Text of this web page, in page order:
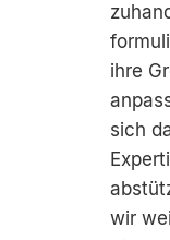
ihre
sich
wir